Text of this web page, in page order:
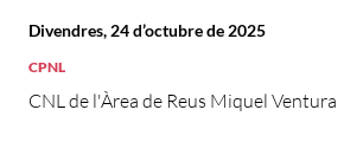
CNL de l'Àrea de Reus Miquel Ventura
Divendres, 24 d’octubre de 2025
CPNL